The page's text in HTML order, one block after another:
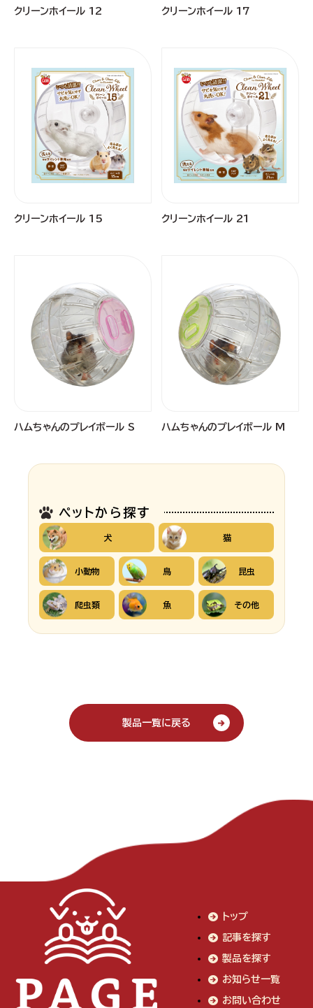
クリーンホイール 12 クリーンホイール 17
クリーンホイール 15 クリーンホイール 21
ハムちゃんのプレイボール S ハムちゃんのプレイボール M
ペットから探す
犬 猫
小動物 鳥 昆虫
爬虫類 魚 その他
製品一覧に戻る
トップ
記事を探す
製品を探す
お知らせ一覧
お問い合わせ